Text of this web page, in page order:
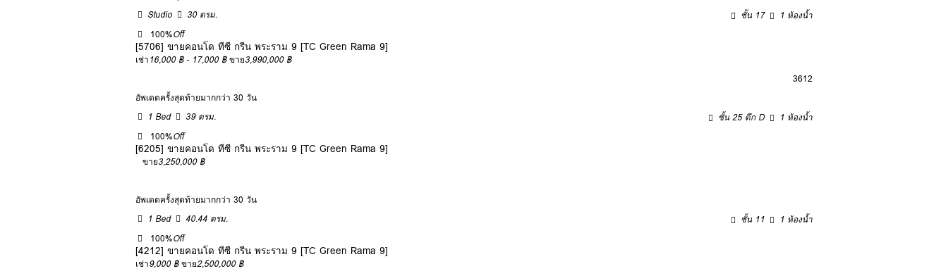
Studio
30 ตรม. ชั้น 17
1 ห้องน้ำ
100%Off
[5706] ขายคอนโด ทีซี กรีน พระราม 9 [TC Green Rama 9]
เช่า16,000 ฿ - 17,000 ฿ ขาย3,990,000 ฿
3612
อัพเดตครั้งสุดท้ายมากกว่า 30 วัน
1 Bed
39 ตรม. ชั้น 25 ตึก D
1 ห้องน้ำ
100%Off
[6205] ขายคอนโด ทีซี กรีน พระราม 9 [TC Green Rama 9]
ขาย3,250,000 ฿
อัพเดตครั้งสุดท้ายมากกว่า 30 วัน
1 Bed
40.44 ตรม. ชั้น 11
1 ห้องน้ำ
100%Off
[4212] ขายคอนโด ทีซี กรีน พระราม 9 [TC Green Rama 9]
เช่า9,000 ฿ ขาย2,500,000 ฿